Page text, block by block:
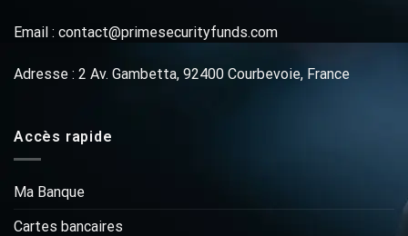
Email : contact@primesecurityfunds.com
Adresse : 2 Av. Gambetta, 92400 Courbevoie, France
Accès rapide
Ma Banque
Cartes bancaires